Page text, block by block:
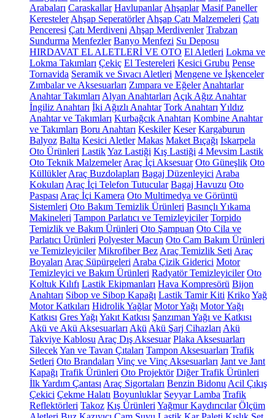
Arabaları Caraskallar Havlupanlar Ahşaplar Masif Paneller
Keresteler Ahşap Seperatörler Ahşap Çatı Malzemeleri Çatı
Penceresi Çatı Merdiveni Ahşap Merdivenler Trabzan
Sundurma Menfezler Banyo Menfezi Su Deposu
HIRDAVAT EL ALETLERİ VE OTO El Aletleri Lokma ve
Lokma Takımları Çekiç El Testereleri Kesici Grubu Pense
Tornavida Seramik ve Sıvacı Aletleri Mengene ve İşkenceler
Zımbalar ve Aksesuarları Zımpara ve Eğeler Anahtarlar
Anahtar Takımları Alyan Anahtarları Açık Ağız Anahtar
İngiliz Anahtarı İki Ağızlı Anahtar Tork Anahtarı Yıldız
Anahtar ve Takımları Kurbağcık Anahtarı Kombine Anahtar
ve Takımları Boru Anahtarı Keskiler Keser Kargaburun
Balyoz Balta Kesici Aletler Makas Maket Bıçağı Iskarpela
Oto Ürünleri LastikYaz Lastiği Kış Lastiği 4 Mevsim Lastik
Oto Teknik Malzemeler Araç İçi Aksesuar Oto Güneşlik Oto
Küllükler Araç Buzdolapları Bagaj Düzenleyici Araba
Kokuları Araç İçi Telefon Tutucular Bagaj Havuzu Oto
Paspası Araç İçi Kamera Oto Multimedya ve Görüntü
Sistemleri Oto Bakım Temizlik Ürünleri Basınçlı Yıkama
Makineleri Tampon Parlatıcı ve Temizleyiciler Torpido
Temizlik ve Bakım Ürünleri Oto Şampuan Oto Cila ve
Parlatıcı Ürünleri Polyester Macun Oto Cam Bakım Ürünleri
ve Temizleyiciler Mikrofiber Bez Araç Temizlik Seti Araç
Boyaları Araç Süpürgeleri Araba Çizik Giderici Motor
Temizleyici ve Bakım Ürünleri Radyatör Temizleyiciler Oto
Koltuk Kılıfı Lastik Ekipmanları Hava Kompresörü Bijon
Anahtarı Sibop ve Sibop Kapağı Lastik Tamir Kiti KrikoYağ
Motor Katkıları Hidrolik Yağlar Motor Yağı Motor Yağı
Katkısı Gres Yağı Yakıt Katkısı Şanzıman Yağı ve Katkısı
Akü ve Akü Aksesuarları Akü Akü Şarj Cihazları Akü
Takviye Kablosu Araç Dış Aksesuar Plaka Aksesuarları
SilecekYan ve Tavan Çıtaları Tampon Aksesuarları Trafik
Setleri Oto Brandaları Vinç ve Vinç Aksesuarları Jant ve Jant
Kapağı Trafik Ürünleri Oto Projektör Diğer Trafik Ürünleri
İlk Yardım Çantası Araç Sigortaları Benzin Bidonu Acil Çıkış
Çekici Çekme Halatı Boyunluklar Seyyar Lamba Trafik
Reflektörleri Takoz Kış Ürünleri Yağmur Kaydırıcılar Ölçüm